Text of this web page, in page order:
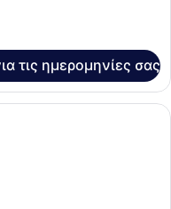
τις ημερομηνίες σας
ξενοδοχείου με ένα